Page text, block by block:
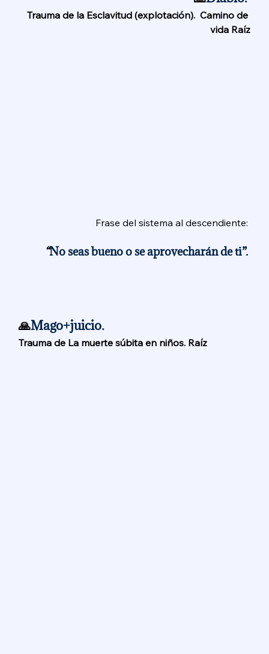
Trauma de la Esclavitud (explotación).  Camino de
vida Raíz
Frase del sistema al descendiente:
“No seas bueno o se aprovecharán de ti”.
🙏Mago+juicio.
Trauma de La muerte súbita en niños. Raíz